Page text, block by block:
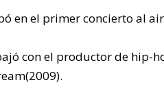
en el primer concierto al
con el productor de hip-